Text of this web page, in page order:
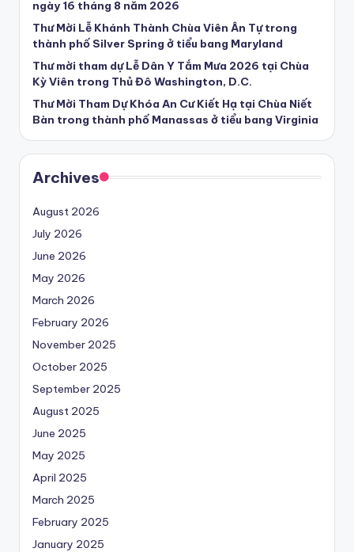
ngày 16 tháng 8 năm 2026
Thư Mời Lễ Khánh Thành Chùa Viên Ân Tự trong
thành phố Silver Spring ở tiểu bang Maryland
Thư mời tham dự Lễ Dân Y Tắm Mưa 2026 tại Chùa
Kỳ Viên trong Thủ Đô Washington, D.C.
Thư Mời Tham Dự Khóa An Cư Kiết Hạ tại Chùa Niết
Bàn trong thành phố Manassas ở tiểu bang Virginia
Archives
August 2026
July 2026
June 2026
May 2026
March 2026
February 2026
November 2025
October 2025
September 2025
August 2025
June 2025
May 2025
April 2025
March 2025
February 2025
January 2025